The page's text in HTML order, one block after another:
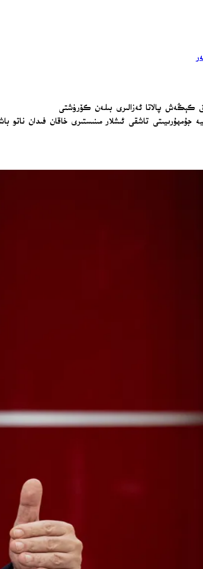
كېڭەش پالاتا ئەزالىرى بىلەن كۆرۈشتى
جۇمھۇرىيىتى تاشقى ئىشلار مىنىستىرى خاقان فىدان